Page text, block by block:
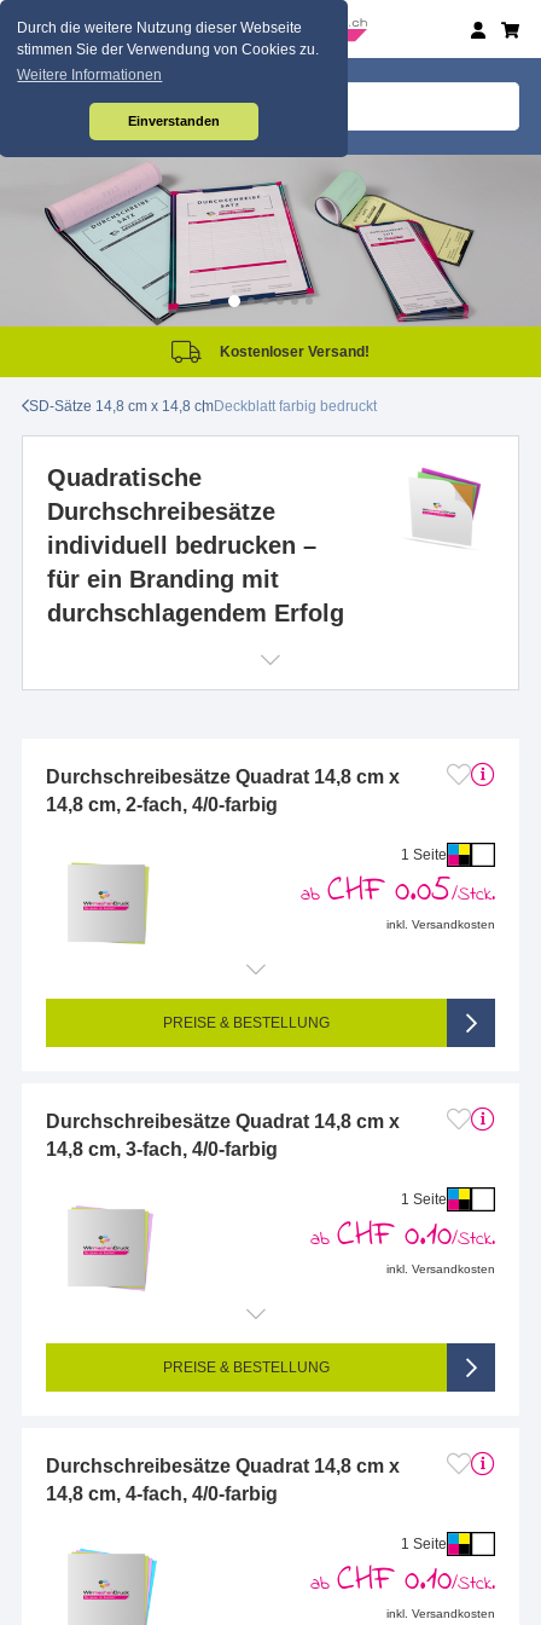
Durch die weitere Nutzung dieser Webseite
stimmen Sie der Verwendung von Cookies zu.
Weitere Informationen
Einverstanden
Kostenloser Versand!
SD-Sätze 14,8 cm x 14,8 cmDeckblatt farbig bedruckt
Quadratische
Durchschreibesätze
individuell bedrucken –
für ein Branding mit
durchschlagendem Erfolg
Durchschreibesätze Quadrat 14,8 cm x
14,8 cm, 2-fach, 4/0-farbig
1 Seite
ab CHF 0.05/Stck.
inkl. Versandkosten
Endformat (bedruckte Fläche): 148 x 148 mm (Quadrat gross)
Seitigkeit: 1-seitig (Vorderseite bedruckt, Rückseite unbedruckt)
4/0-farbig CMYK (vollfarbig bedruckt)
PREISE & BESTELLUNG
Durchschreibesätze Quadrat 14,8 cm x
14,8 cm, 3-fach, 4/0-farbig
1 Seite
ab CHF 0.10/Stck.
inkl. Versandkosten
Endformat (bedruckte Fläche): 148 x 148 mm (Quadrat gross)
Seitigkeit: 1-seitig (Vorderseite bedruckt, Rückseite unbedruckt)
4/0-farbig CMYK (vollfarbig bedruckt)
PREISE & BESTELLUNG
Durchschreibesätze Quadrat 14,8 cm x
14,8 cm, 4-fach, 4/0-farbig
1 Seite
ab CHF 0.10/Stck.
inkl. Versandkosten